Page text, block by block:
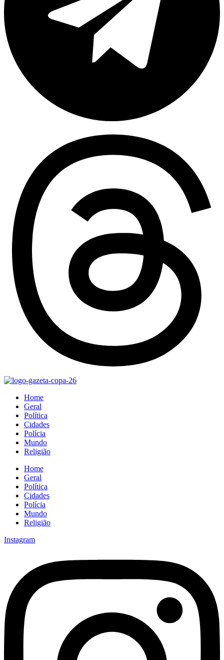
Home
Geral
Política
Cidades
Polícia
Mundo
Religião
Home
Geral
Política
Cidades
Polícia
Mundo
Religião
Instagram